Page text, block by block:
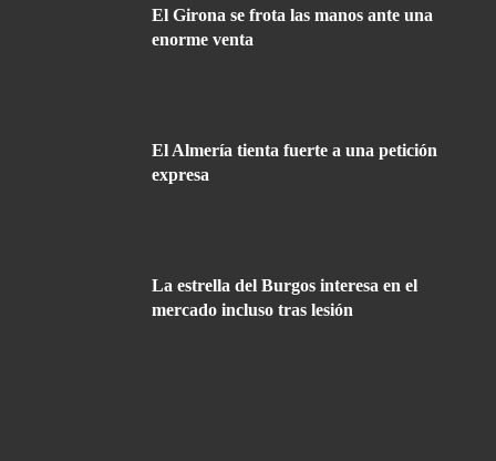
El Girona se frota las manos ante una
enorme venta
El Almería tienta fuerte a una petición
expresa
La estrella del Burgos interesa en el
mercado incluso tras lesión